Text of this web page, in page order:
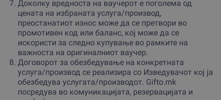
Доколку вредноста на ваучерот е поголема од
цената на избраната услуга/производ,
преостанатиот износ може да се претвори во
промотивен код или баланс, кој може да се
искористи за следно купување во рамките на
важноста на оригиналниот ваучер.
Договорот за обезбедување на конкретната
услуга/производ се реализира со Изведувачот кој ја
обезбедува услугата/производот. Gifto.mk
посредува во комуникацијата, резервацијата и